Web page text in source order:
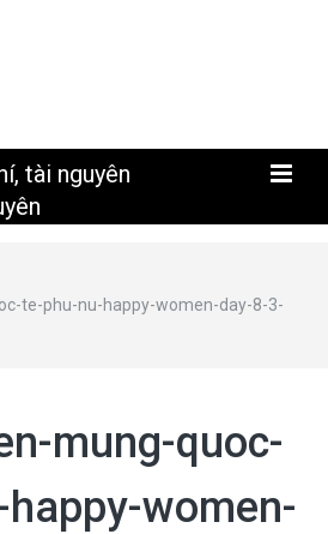
tài nguyên
te-phu-nu-happy-women-day-8-3-
mung-quoc-
women-